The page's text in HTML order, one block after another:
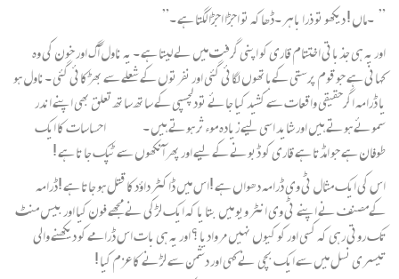
” ۔ماں ! دیکھو تو ذرا باہر ۔ڈھاکہ تو اجڑا اجڑا لگتا ہے ۔”
اور یہ ہی جذباتی اختتام قاری کو اپنی گرفت میں لے لیتا ہے ۔ یہ ناول آگ اور خون کی وہ
کہانی ہے جو قوم پرستی کے ہاتھوں لگائی گئی اور نفرتوں کے شعلے سے بھڑکائی گئی ۔ناول ہو
یا ڈرامہ اگرحقیقی واقعات سے کشید کیا جائے تودلچسپی کے ساتھ ساتھ تعلق بھی اپنے اندر
سموئے ہوتے ہیں اور شاید اسی لیے زیادہ موءثر ہوتے ہیں ۔ احساسات کا ایک
طوفان ہے جو امڈتا ہے قاری کو ڈبونے کے لیے اور پھر آنکھوں سے ٹپک جا تا ہے !
اس کی ایک مثال ٹی وی ڈرامہ دھواں ہے !اس میں ڈاکٹر داؤدکا قتل ہو جاتا ہے !ڈرامہ
کےمصنف نے اپنے ٹی وی انٹر ویو میں بتا یا کہ ایک لڑکی نے مجھے فون کیا اور بیس منٹ
تک روتی رہی کہ کسی اور کو کیوں نہیں مروادیا ؟ اور یہ ہی بات اس ڈرامے کو دیکھنے والی
تیسری نسل میں سے ایک بچی نے کہی اور دشمن سے لڑنے کا عزم کیا !